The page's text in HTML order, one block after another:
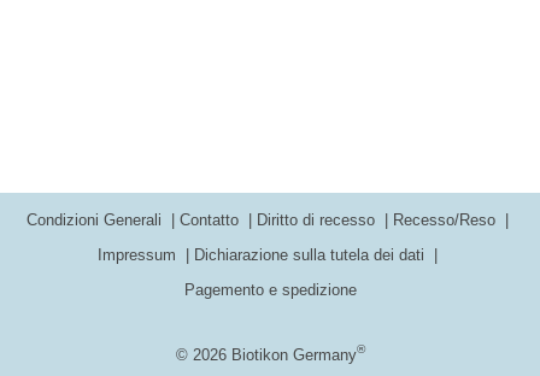
© 2026 Biotikon Germany®
Condizioni Generali Contatto Diritto di recesso
Recesso/Reso
Impressum
Dichiarazione sulla tutela dei dati
Pagemento e spedizione